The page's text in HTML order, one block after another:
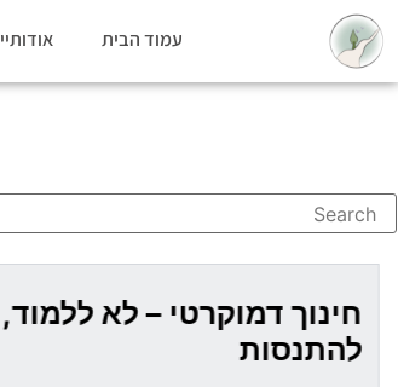
עמוד הבית אודותיי
חינוך דמוקרטי – לא ללמוד,
להתנסות